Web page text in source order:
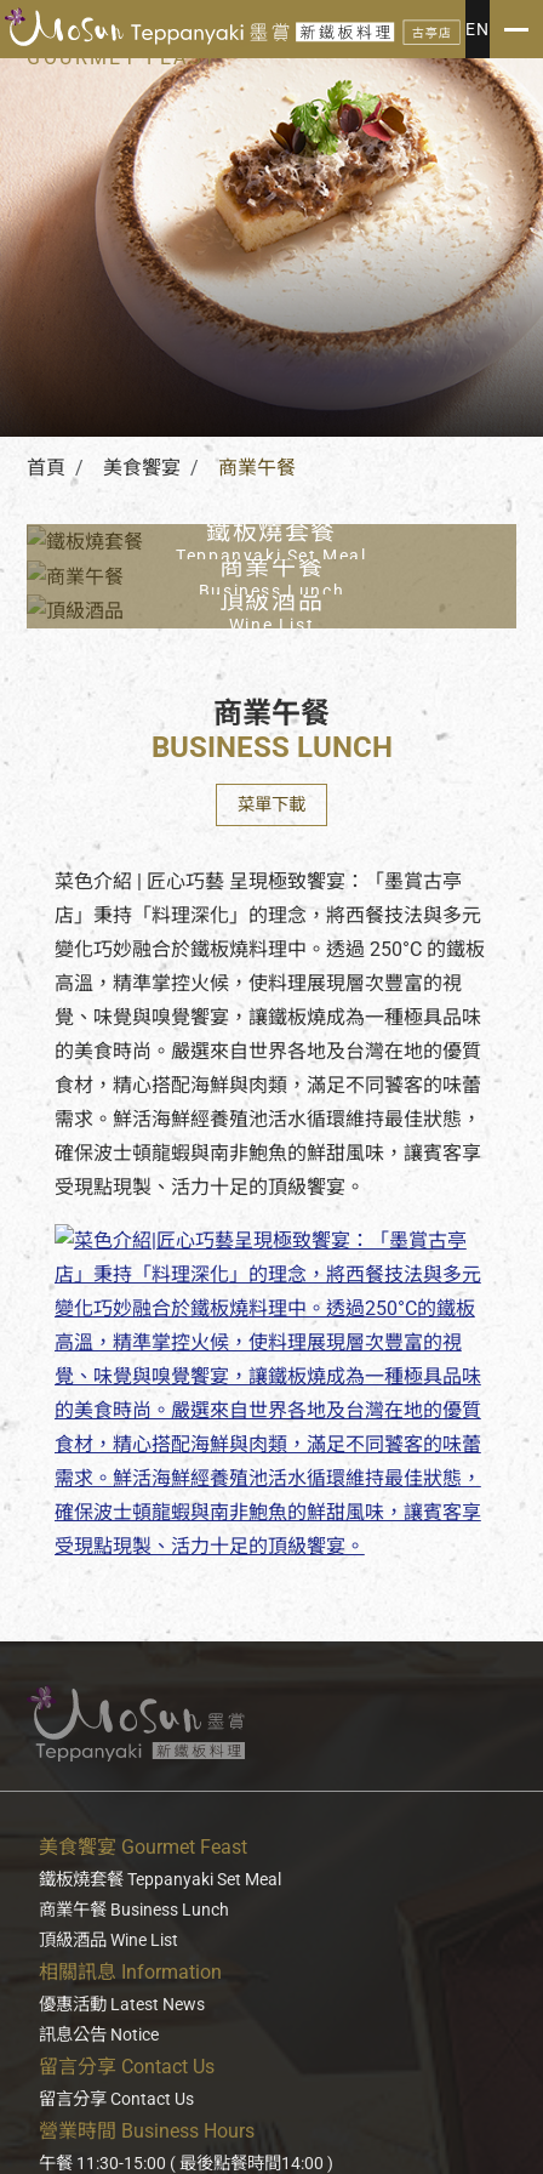
EN
美食饗宴
GOURMET FEAST
首頁 美食饗宴 商業午餐
鐵板燒套餐
Teppanyaki Set Meal
商業午餐
Business Lunch
頂級酒品
Wine List
商業午餐
BUSINESS LUNCH
菜單下載
菜色介紹 | 匠心巧藝 呈現極致饗宴：「墨賞古亭
店」秉持「料理深化」的理念，將西餐技法與多元
變化巧妙融合於鐵板燒料理中。透過 250°C 的鐵板
高溫，精準掌控火候，使料理展現層次豐富的視
覺、味覺與嗅覺饗宴，讓鐵板燒成為一種極具品味
的美食時尚。嚴選來自世界各地及台灣在地的優質
食材，精心搭配海鮮與肉類，滿足不同饕客的味蕾
需求。鮮活海鮮經養殖池活水循環維持最佳狀態，
確保波士頓龍蝦與南非鮑魚的鮮甜風味，讓賓客享
受現點現製、活力十足的頂級饗宴。
美食饗宴 Gourmet Feast
鐵板燒套餐 Teppanyaki Set Meal
商業午餐 Business Lunch
頂級酒品 Wine List
相關訊息 Information
優惠活動 Latest News
訊息公告 Notice
留言分享 Contact Us
留言分享 Contact Us
營業時間 Business Hours
午餐 11:30-15:00 ( 最後點餐時間14:00 )